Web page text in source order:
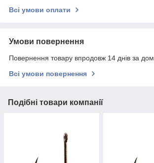
Всі умови оплати
Умови повернення
Повернення товару впродовж 14 днів за
Всі умови повернення
Подібні товари компанії